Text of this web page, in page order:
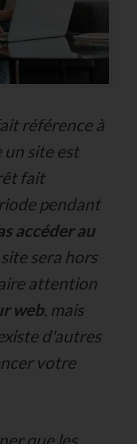
référence à
un site est
fait
pendant
accéder au
sera hors
attention
web, mais
d'autres
votre
que les